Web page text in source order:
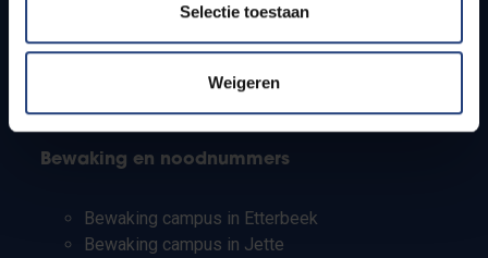
Selectie toestaan
Weigeren
PhD-studenten
Leerkrachten en secundaire scholen
Bewaking en noodnummers
Bewaking campus in Etterbeek
Bewaking campus in Jette